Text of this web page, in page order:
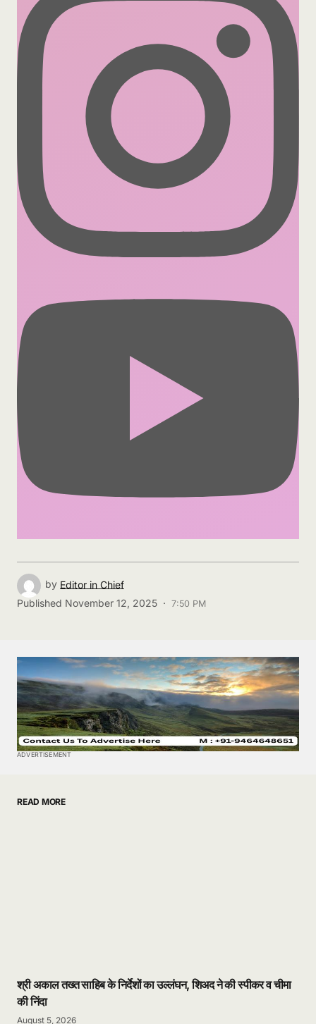
by Editor in Chief
Published November 12, 2025 · 7:50 PM
ADVERTISEMENT
READ MORE
श्री अकाल तख्त साहिब के निर्देशों का उल्लंघन, शिअद ने की स्पीकर व चीमा
की निंदा
August 5, 2026